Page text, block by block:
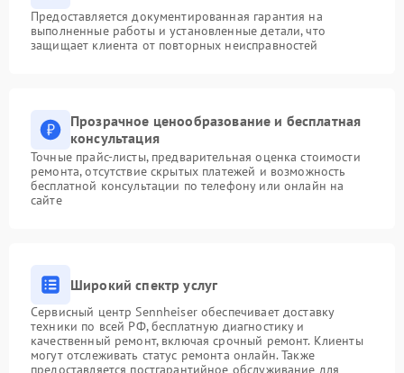
Предоставляется документированная гарантия на
выполненные работы и установленные детали, что
защищает клиента от повторных неисправностей
Прозрачное ценообразование и бесплатная
консультация
Точные прайс-листы, предварительная оценка стоимости
ремонта, отсутствие скрытых платежей и возможность
бесплатной консультации по телефону или онлайн на
сайте
Широкий спектр услуг
Сервисный центр Sennheiser обеспечивает доставку
техники по всей РФ, бесплатную диагностику и
качественный ремонт, включая срочный ремонт. Клиенты
могут отслеживать статус ремонта онлайн. Также
предоставляется постгарантийное обслуживание для